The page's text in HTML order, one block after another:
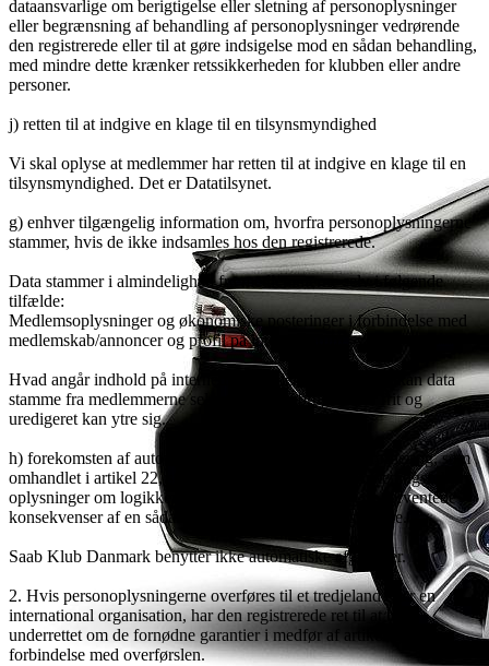
dataansvarlige om berigtigelse eller sletning af personoplysninger
eller begrænsning af behandling af personoplysninger vedrørende
den registrerede eller til at gøre indsigelse mod en sådan behandling,
med mindre dette krænker retssikkerheden for klubben eller andre
personer.
j) retten til at indgive en klage til en tilsynsmyndighed
Vi skal oplyse at medlemmer har retten til at indgive en klage til en
tilsynsmyndighed. Det er Datatilsynet.
g) enhver tilgængelig information om, hvorfra personoplysningerne
stammer, hvis de ikke indsamles hos den registrerede.
Data stammer i almindelighed fra medlemmerne selv i følgende
tilfælde:
Medlemsoplysninger og økonomiske posteringer i forbindelse med
medlemskab/annoncer og profil på internetforum.
Hvad angår indhold på internetforum eller facebookside kan data
stamme fra medlemmerne selv eller andre brugere der frit og
uredigeret kan ytre sig.
h) forekomsten af automatiske afgørelser, herunder profilering, som
omhandlet i artikel 22, stk. I og 4, og som minimum meningsfulde
oplysninger om logikken heri samt betydningen og de forventede
konsekvenser af en sådan behandling for den registrerede.
Saab Klub Danmark benytter ikke automatiske afgørelser.
2. Hvis personoplysningerne overføres til et tredjeland eller en
international organisation, har den registrerede ret til at blive
underrettet om de fornødne garantier i medfør af artikel 46 i
forbindelse med overførslen.